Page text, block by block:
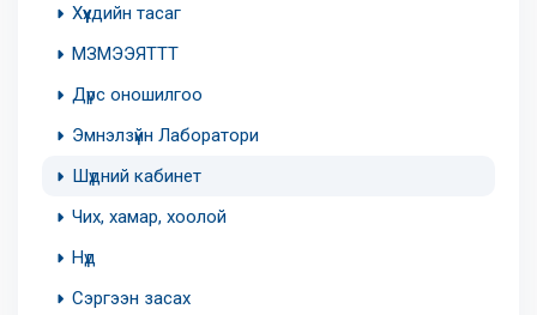
Хүүхдийн тасаг
МЗМЭЭЯТТТ
Дүрс оношилгоо
Эмнэлзүйн Лаборатори
Шүдний кабинет
Чих, хамар, хоолой
Нүд
Сэргээн засах